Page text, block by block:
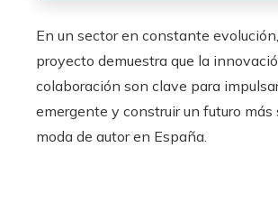
En un sector en constante
proyecto demuestra que la
colaboración son clave para
emergente y construir un futuro más
moda de autor en España.